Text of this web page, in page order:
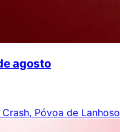
agosto
Póvoa de Lanhoso